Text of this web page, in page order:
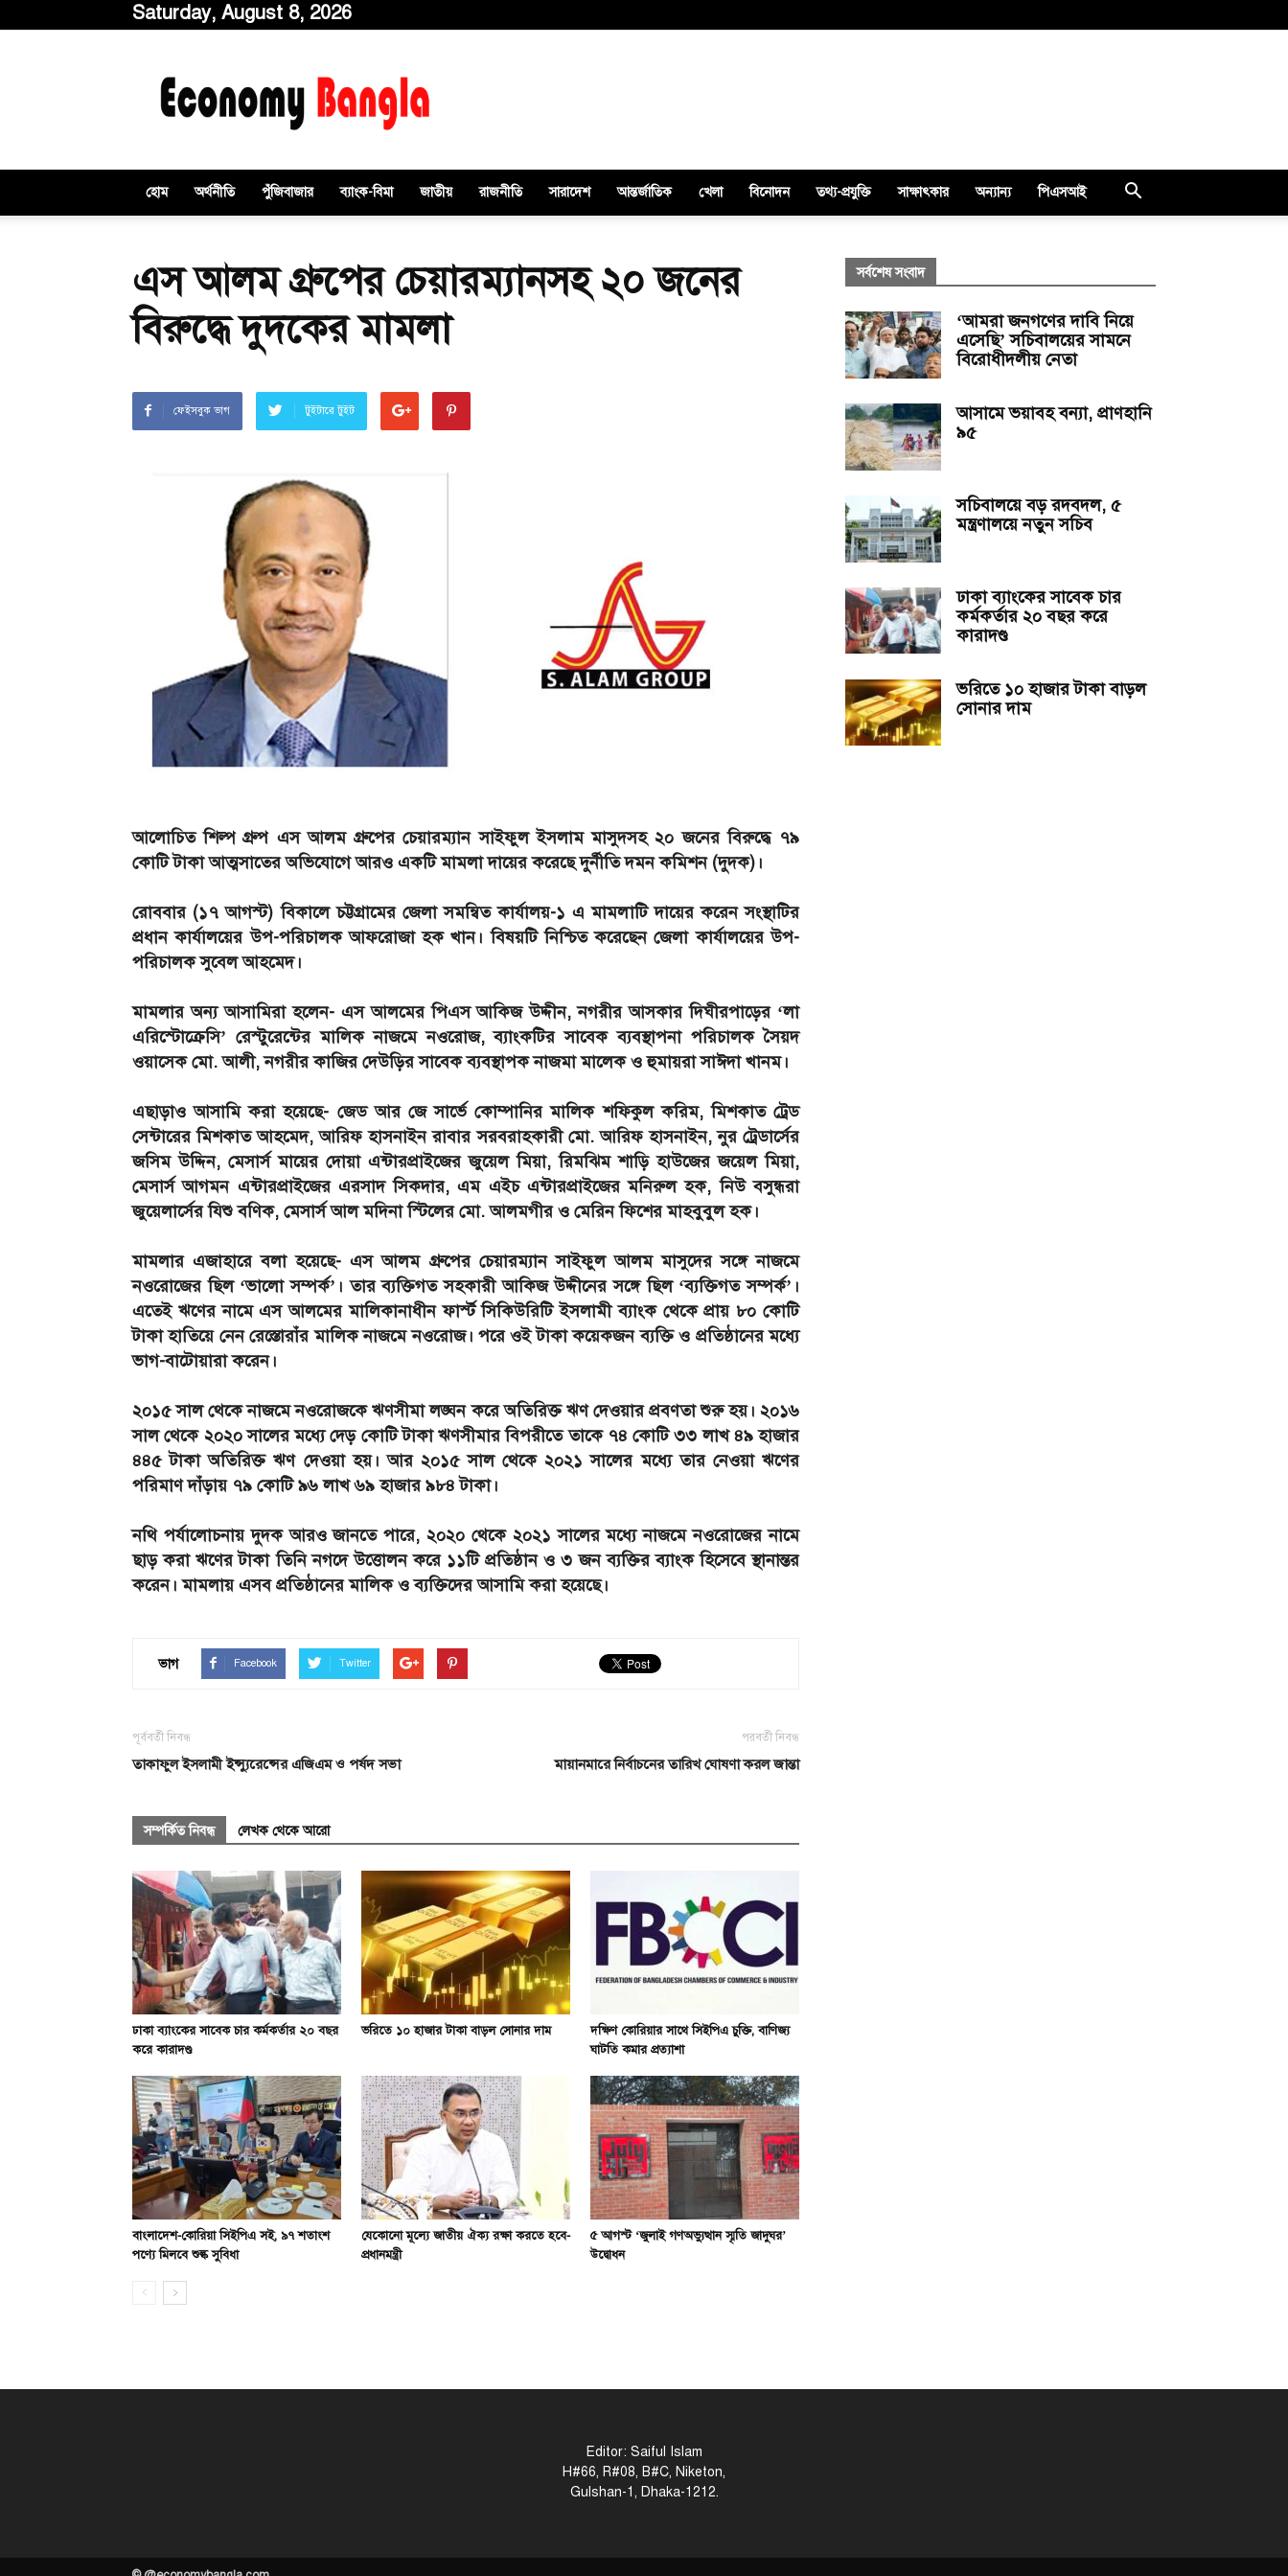
Saturday, August 8, 2026
হোম অর্থনীতি পুঁজিবাজার ব্যাংক-বিমা জাতীয় রাজনীতি সারাদেশ আন্তর্জাতিক খেলা বিনোদন তথ্য-প্রযুক্তি সাক্ষাৎকার অন্যান্য পিএসআই
এস আলম গ্রুপের চেয়ারম্যানসহ ২০ জনের
বিরুদ্ধে দুদকের মামলা
ফেইসবুক ভাগ টুইটারে টুইট
আলোচিত শিল্প গ্রুপ এস আলম গ্রুপের চেয়ারম্যান সাইফুল ইসলাম মাসুদসহ ২০ জনের বিরুদ্ধে ৭৯
কোটি টাকা আত্মসাতের অভিযোগে আরও একটি মামলা দায়ের করেছে দুর্নীতি দমন কমিশন (দুদক)।
রোববার (১৭ আগস্ট) বিকালে চট্টগ্রামের জেলা সমন্বিত কার্যালয়-১ এ মামলাটি দায়ের করেন সংস্থাটির
প্রধান কার্যালয়ের উপ-পরিচালক আফরোজা হক খান। বিষয়টি নিশ্চিত করেছেন জেলা কার্যালয়ের উপ-
পরিচালক সুবেল আহমেদ।
মামলার অন্য আসামিরা হলেন- এস আলমের পিএস আকিজ উদ্দীন, নগরীর আসকার দিঘীরপাড়ের ‘লা
এরিস্টোক্রেসি’ রেস্টুরেন্টের মালিক নাজমে নওরোজ, ব্যাংকটির সাবেক ব্যবস্থাপনা পরিচালক সৈয়দ
ওয়াসেক মো. আলী, নগরীর কাজির দেউড়ির সাবেক ব্যবস্থাপক নাজমা মালেক ও হুমায়রা সাঈদা খানম।
এছাড়াও আসামি করা হয়েছে- জেড আর জে সার্ভে কোম্পানির মালিক শফিকুল করিম, মিশকাত ট্রেড
সেন্টারের মিশকাত আহমেদ, আরিফ হাসনাইন রাবার সরবরাহকারী মো. আরিফ হাসনাইন, নুর ট্রেডার্সের
জসিম উদ্দিন, মেসার্স মায়ের দোয়া এন্টারপ্রাইজের জুয়েল মিয়া, রিমঝিম শাড়ি হাউজের জয়েল মিয়া,
মেসার্স আগমন এন্টারপ্রাইজের এরসাদ সিকদার, এম এইচ এন্টারপ্রাইজের মনিরুল হক, নিউ বসুন্ধরা
জুয়েলার্সের যিশু বণিক, মেসার্স আল মদিনা স্টিলের মো. আলমগীর ও মেরিন ফিশের মাহবুবুল হক।
মামলার এজাহারে বলা হয়েছে- এস আলম গ্রুপের চেয়ারম্যান সাইফুল আলম মাসুদের সঙ্গে নাজমে
নওরোজের ছিল ‘ভালো সম্পর্ক’। তার ব্যক্তিগত সহকারী আকিজ উদ্দীনের সঙ্গে ছিল ‘ব্যক্তিগত সম্পর্ক’।
এতেই ঋণের নামে এস আলমের মালিকানাধীন ফার্স্ট সিকিউরিটি ইসলামী ব্যাংক থেকে প্রায় ৮০ কোটি
টাকা হাতিয়ে নেন রেস্তোরাঁর মালিক নাজমে নওরোজ। পরে ওই টাকা কয়েকজন ব্যক্তি ও প্রতিষ্ঠানের মধ্যে
ভাগ-বাটোয়ারা করেন।
২০১৫ সাল থেকে নাজমে নওরোজকে ঋণসীমা লঙ্ঘন করে অতিরিক্ত ঋণ দেওয়ার প্রবণতা শুরু হয়। ২০১৬
সাল থেকে ২০২০ সালের মধ্যে দেড় কোটি টাকা ঋণসীমার বিপরীতে তাকে ৭৪ কোটি ৩৩ লাখ ৪৯ হাজার
৪৪৫ টাকা অতিরিক্ত ঋণ দেওয়া হয়। আর ২০১৫ সাল থেকে ২০২১ সালের মধ্যে তার নেওয়া ঋণের
পরিমাণ দাঁড়ায় ৭৯ কোটি ৯৬ লাখ ৬৯ হাজার ৯৮৪ টাকা।
নথি পর্যালোচনায় দুদক আরও জানতে পারে, ২০২০ থেকে ২০২১ সালের মধ্যে নাজমে নওরোজের নামে
ছাড় করা ঋণের টাকা তিনি নগদে উত্তোলন করে ১১টি প্রতিষ্ঠান ও ৩ জন ব্যক্তির ব্যাংক হিসেবে স্থানান্তর
করেন। মামলায় এসব প্রতিষ্ঠানের মালিক ও ব্যক্তিদের আসামি করা হয়েছে।
ভাগ Facebook Twitter
পূর্ববর্তী নিবন্ধ
তাকাফুল ইসলামী ইন্স্যুরেন্সের এজিএম ও পর্ষদ সভা
পরবর্তী নিবন্ধ
মায়ানমারে নির্বাচনের তারিখ ঘোষণা করল জান্তা
সম্পর্কিত নিবন্ধ লেখক থেকে আরো
ঢাকা ব্যাংকের সাবেক চার কর্মকর্তার ২০ বছর
করে কারাদণ্ড
ভরিতে ১০ হাজার টাকা বাড়ল সোনার দাম
দক্ষিণ কোরিয়ার সাথে সিইপিএ চুক্তি, বাণিজ্য
ঘাটতি কমার প্রত্যাশা
বাংলাদেশ-কোরিয়া সিইপিএ সই, ৯৭ শতাংশ
পণ্যে মিলবে শুল্ক সুবিধা
যেকোনো মূল্যে জাতীয় ঐক্য রক্ষা করতে হবে-
প্রধানমন্ত্রী
৫ আগস্ট ‘জুলাই গণঅভ্যুত্থান স্মৃতি জাদুঘর’
উদ্বোধন
সর্বশেষ সংবাদ
‘আমরা জনগণের দাবি নিয়ে
এসেছি’ সচিবালয়ের সামনে
বিরোধীদলীয় নেতা
আসামে ভয়াবহ বন্যা, প্রাণহানি
৯৫
সচিবালয়ে বড় রদবদল, ৫
মন্ত্রণালয়ে নতুন সচিব
ঢাকা ব্যাংকের সাবেক চার
কর্মকর্তার ২০ বছর করে
কারাদণ্ড
ভরিতে ১০ হাজার টাকা বাড়ল
সোনার দাম
Editor: Saiful Islam
H#66, R#08, B#C, Niketon,
Gulshan-1, Dhaka-1212.